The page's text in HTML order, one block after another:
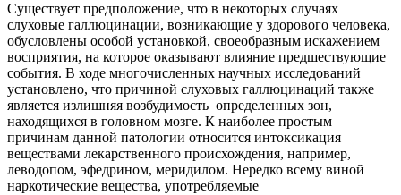
Существует предположение, что в некоторых случаях
слуховые галлюцинации, возникающие у здорового человека,
обусловлены особой установкой, своеобразным искажением
восприятия, на которое оказывают влияние предшествующие
события. В ходе многочисленных научных исследований
установлено, что причиной слуховых галлюцинаций также
является излишняя возбудимость определенных зон,
находящихся в головном мозге. К наиболее простым
причинам данной патологии относится интоксикация
веществами лекарственного происхождения, например,
леводопом, эфедрином, меридилом. Нередко всему виной
наркотические вещества, употребляемые